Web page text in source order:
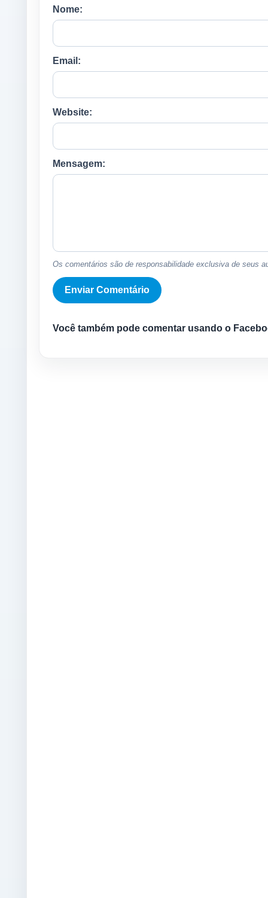
Nome:
Email:
Website:
Mensagem:
Os comentários são de responsabilidade exclusiva de seus
Você também pode comentar usando o